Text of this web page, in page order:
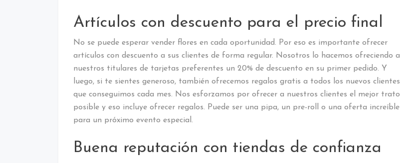
Artículos con descuento para el precio final
No se puede esperar vender flores en cada oportunidad. Por eso es importante ofrecer
artículos con descuento a sus clientes de forma regular. Nosotros lo hacemos ofreciendo a
nuestros titulares de tarjetas preferentes un 20% de descuento en su primer pedido. Y
luego, si te sientes generoso, también ofrecemos regalos gratis a todos los nuevos clientes
que conseguimos cada mes. Nos esforzamos por ofrecer a nuestros clientes el mejor trato
posible y eso incluye ofrecer regalos. Puede ser una pipa, un pre-roll o una oferta increíble
para un próximo evento especial.
Buena reputación con tiendas de confianza